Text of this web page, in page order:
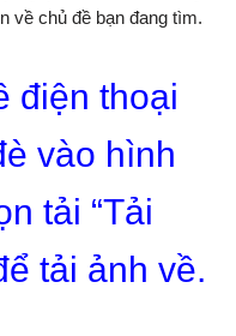
về chủ đề bạn đang tìm.
điện thoại
vào hình
tải “Tải
tải ảnh về.